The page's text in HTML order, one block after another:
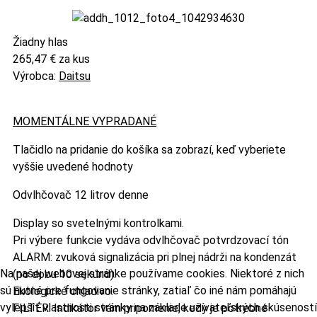
Žiadny hlas
265,47 € za kus
Výrobca: Daitsu
MOMENTÁLNE VYPRADANÉ
Tlačidlo na pridanie do košíka sa zobrazí, keď vyberiete
vyššie uvedené hodnoty
Odvlhčovač 12 litrov denne
Display so svetelnými kontrolkami.
Pri výbere funkcie vydáva odvlhčovač potvrdzovací tón
ALARM: zvuková signalizácia pri plnej nádrži na kondenzát
(po dobu 10 sekúnd).
Ekologické chladivo.
FILTER: Indikátor vám pripomenie, kedy je potrebné
Na našej webovej stránke používame cookies. Niektoré z nich
sú nutné pre fungovanie stránky, zatiaľ čo iné nám pomáhajú
vylepšiť vlastnosti stránky na základe užívateľských skúseností